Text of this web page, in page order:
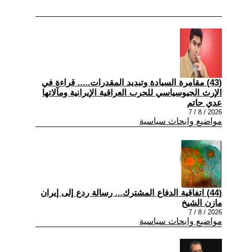
(43) مقامرة السيادة وتبديد المقدرات..... قراءة في
الإرث الجيوسياسي للحرب العراقية الإيرانية ومآلاتها
عدي حاتم
2026 / 8 / 7
مواضيع وابحاث سياسية
(44) اتفاقية الدفاع المشترك... رسالة ردع إلى إيران
مازن الشيخ
2026 / 8 / 7
مواضيع وابحاث سياسية